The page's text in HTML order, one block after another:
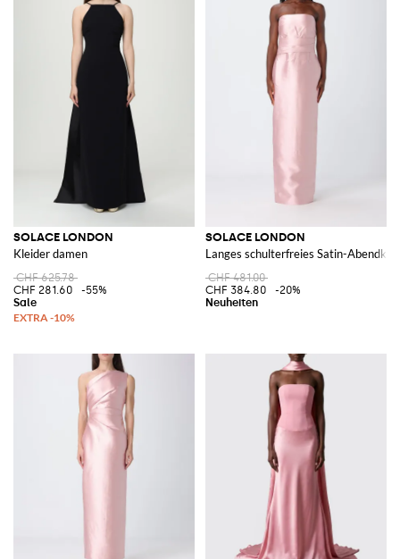
SOLACE LONDON
Kleider damen
CHF 625.78
CHF 281.60
-55%
SOLACE LONDON
Langes schulterfreies Satin-
CHF 481.00
CHF 384.80
-20%